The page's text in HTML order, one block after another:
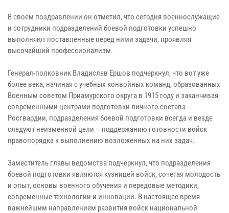
В своем поздравлении он отметил, что сегодня военнослужащие
и сотрудники подразделений боевой подготовки успешно
выполняют поставленные перед ними задачи, проявляя
высочайший профессионализм.
Генерал-полковник Владислав Ершов подчеркнул, что вот уже
более века, начиная с учебных конвойных команд, образованных
Военным советом Приамурского округа в 1915 году и заканчивая
современными центрами подготовки личного состава
Росгвардии, подразделения боевой подготовки всегда и везде
следуют неизменной цели – поддержанию готовности войск
правопорядка к выполнению возложенных на них задач.
Заместитель главы ведомства подчеркнул, что подразделения
боевой подготовки являются кузницей войск, сочетая молодость
и опыт, основы военного обучения и передовые методики,
современные технологии и инновации. В настоящее время
важнейшим направлением развития войск национальной